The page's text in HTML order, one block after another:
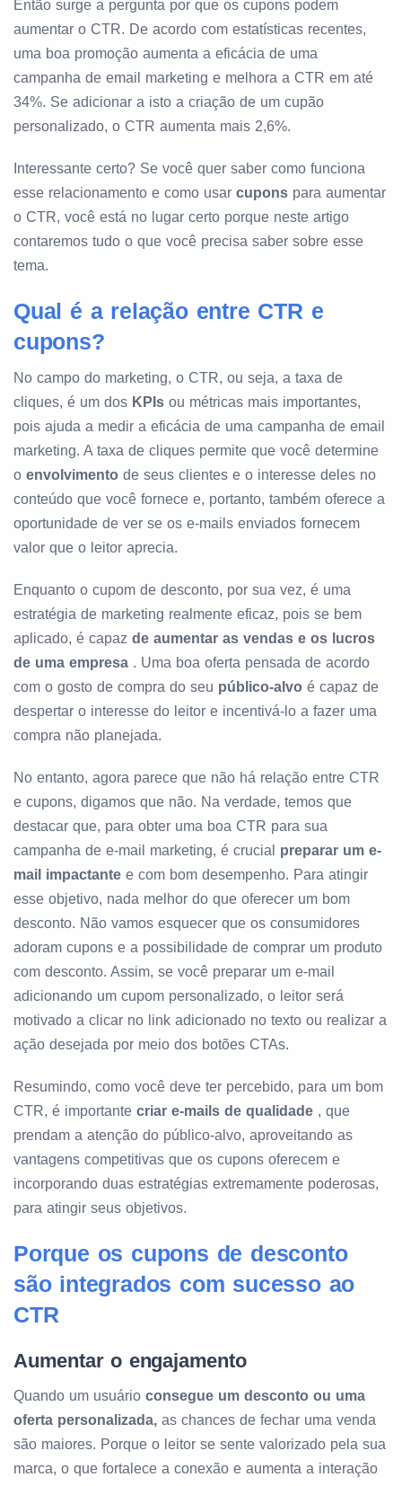
Então surge a pergunta por que os cupons podem
aumentar o CTR. De acordo com estatísticas recentes,
uma boa promoção aumenta a eficácia de uma
campanha de email marketing e melhora a CTR em até
34%. Se adicionar a isto a criação de um cupão
personalizado, o CTR aumenta mais 2,6%.
Interessante certo? Se você quer saber como funciona
esse relacionamento e como usar cupons para aumentar
o CTR, você está no lugar certo porque neste artigo
contaremos tudo o que você precisa saber sobre esse
tema.
Qual é a relação entre CTR e
cupons?
No campo do marketing, o CTR, ou seja, a taxa de
cliques, é um dos KPIs ou métricas mais importantes,
pois ajuda a medir a eficácia de uma campanha de email
marketing. A taxa de cliques permite que você determine
o envolvimento de seus clientes e o interesse deles no
conteúdo que você fornece e, portanto, também oferece a
oportunidade de ver se os e-mails enviados fornecem
valor que o leitor aprecia.
Enquanto o cupom de desconto, por sua vez, é uma
estratégia de marketing realmente eficaz, pois se bem
aplicado, é capaz de aumentar as vendas e os lucros
de uma empresa . Uma boa oferta pensada de acordo
com o gosto de compra do seu público-alvo é capaz de
despertar o interesse do leitor e incentivá-lo a fazer uma
compra não planejada.
No entanto, agora parece que não há relação entre CTR
e cupons, digamos que não. Na verdade, temos que
destacar que, para obter uma boa CTR para sua
campanha de e-mail marketing, é crucial preparar um e-
mail impactante e com bom desempenho. Para atingir
esse objetivo, nada melhor do que oferecer um bom
desconto. Não vamos esquecer que os consumidores
adoram cupons e a possibilidade de comprar um produto
com desconto. Assim, se você preparar um e-mail
adicionando um cupom personalizado, o leitor será
motivado a clicar no link adicionado no texto ou realizar a
ação desejada por meio dos botões CTAs.
Resumindo, como você deve ter percebido, para um bom
CTR, é importante criar e-mails de qualidade , que
prendam a atenção do público-alvo, aproveitando as
vantagens competitivas que os cupons oferecem e
incorporando duas estratégias extremamente poderosas,
para atingir seus objetivos.
Porque os cupons de desconto
são integrados com sucesso ao
CTR
Aumentar o engajamento
Quando um usuário consegue um desconto ou uma
oferta personalizada, as chances de fechar uma venda
são maiores. Porque o leitor se sente valorizado pela sua
marca, o que fortalece a conexão e aumenta a interação